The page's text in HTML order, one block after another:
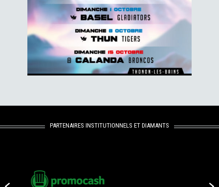
PARTENAIRES INSTITUTIONNELS ET DIAMANTS